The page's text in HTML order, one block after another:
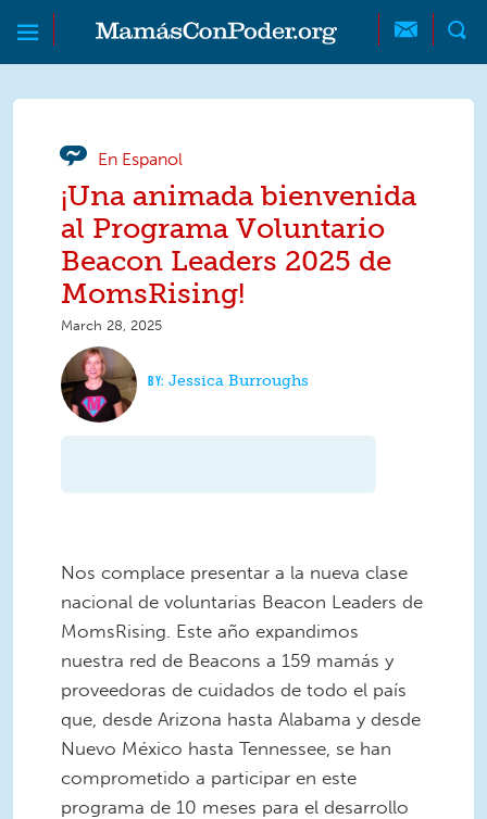
Skip to main content
Skip to main content
MamásConPoder
En Espanol
¡Una animada bienvenida
al Programa Voluntario
Beacon Leaders 2025 de
MomsRising!
March 28, 2025
Jessica Burroughs
Nos complace presentar a la nueva clase
nacional de voluntarias Beacon Leaders de
MomsRising. Este año expandimos
nuestra red de Beacons a 159 mamás y
proveedoras de cuidados de todo el país
que, desde Arizona hasta Alabama y desde
Nuevo México hasta Tennessee, se han
comprometido a participar en este
programa de 10 meses para el desarrollo